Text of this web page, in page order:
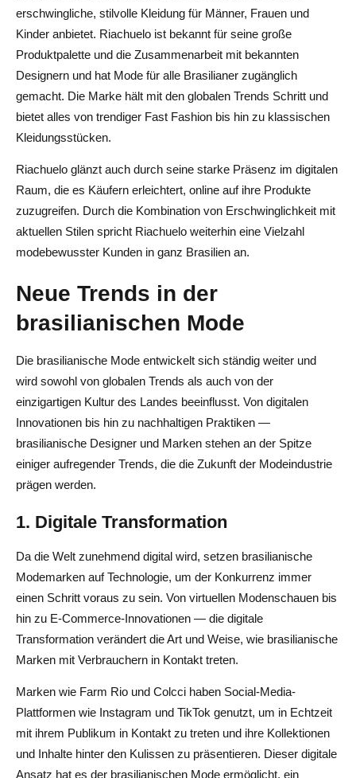
erschwingliche, stilvolle Kleidung für Männer, Frauen und
Kinder anbietet. Riachuelo ist bekannt für seine große
Produktpalette und die Zusammenarbeit mit bekannten
Designern und hat Mode für alle Brasilianer zugänglich
gemacht. Die Marke hält mit den globalen Trends Schritt und
bietet alles von trendiger Fast Fashion bis hin zu klassischen
Kleidungsstücken.
Riachuelo glänzt auch durch seine starke Präsenz im digitalen
Raum, die es Käufern erleichtert, online auf ihre Produkte
zuzugreifen. Durch die Kombination von Erschwinglichkeit mit
aktuellen Stilen spricht Riachuelo weiterhin eine Vielzahl
modebewusster Kunden in ganz Brasilien an.
Neue Trends in der
brasilianischen Mode
Die brasilianische Mode entwickelt sich ständig weiter und
wird sowohl von globalen Trends als auch von der
einzigartigen Kultur des Landes beeinflusst. Von digitalen
Innovationen bis hin zu nachhaltigen Praktiken —
brasilianische Designer und Marken stehen an der Spitze
einiger aufregender Trends, die die Zukunft der Modeindustrie
prägen werden.
1. Digitale Transformation
Da die Welt zunehmend digital wird, setzen brasilianische
Modemarken auf Technologie, um der Konkurrenz immer
einen Schritt voraus zu sein. Von virtuellen Modenschauen bis
hin zu E-Commerce-Innovationen — die digitale
Transformation verändert die Art und Weise, wie brasilianische
Marken mit Verbrauchern in Kontakt treten.
Marken wie Farm Rio und Colcci haben Social-Media-
Plattformen wie Instagram und TikTok genutzt, um in Echtzeit
mit ihrem Publikum in Kontakt zu treten und ihre Kollektionen
und Inhalte hinter den Kulissen zu präsentieren. Dieser digitale
Ansatz hat es der brasilianischen Mode ermöglicht, ein